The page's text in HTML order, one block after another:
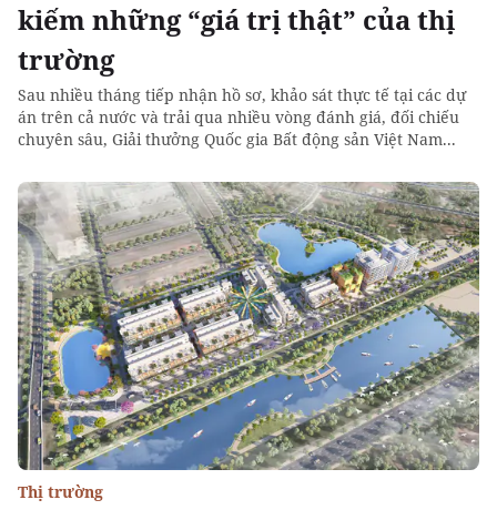
kiếm những “giá trị thật” của thị
trường
Sau nhiều tháng tiếp nhận hồ sơ, khảo sát thực tế tại các dự
án trên cả nước và trải qua nhiều vòng đánh giá, đối chiếu
chuyên sâu, Giải thưởng Quốc gia Bất động sản Việt Nam...
Thị trường